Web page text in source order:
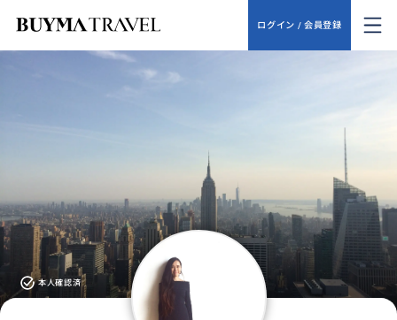
ログイン / 会員登録
本人確認済